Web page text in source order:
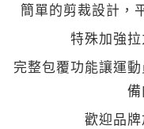
簡單的剪裁設計，
特殊加強
完整包覆功能讓運
歡迎品